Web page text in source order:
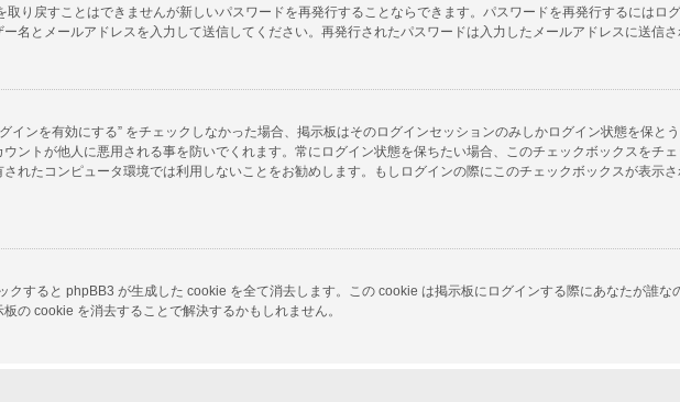
り戻すことはできませんが新しいパスワードを再発行することならできます。パスワードを再発行するにはロ
名とメールアドレスを入力して送信してください。再発行されたパスワードは入力したメールアドレスに送信さ
インを有効にする” をチェックしなかった場合、掲示板はそのログインセッションのみしかログイン状態を保と
ントが他人に悪用される事を防いでくれます。常にログイン状態を保ちたい場合、このチェックボックスをチ
れたコンピュータ環境では利用しないことをお勧めします。もしログインの際にこのチェックボックスが表示
クすると phpBB3 が生成した cookie を全て消去します。この cookie は掲示板にログインする際にあなたが誰
の cookie を消去することで解決するかもしれません。